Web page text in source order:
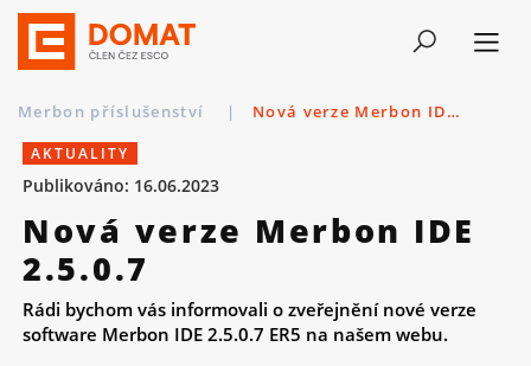
Merbon příslušenství | Nová verze Merbon IDE 2.5.0.7
AKTUALITY
Publikováno: 16.06.2023
Nová verze Merbon IDE
2.5.0.7
Rádi bychom vás informovali o zveřejnění nové verze
software Merbon IDE 2.5.0.7 ER5 na našem webu.